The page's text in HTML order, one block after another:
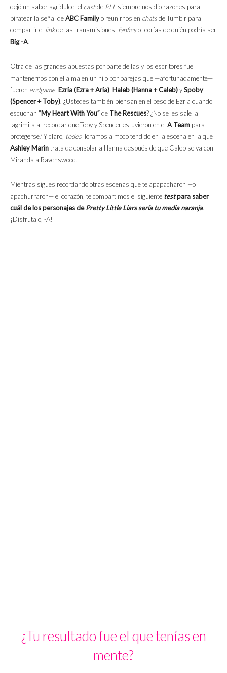
dejó un sabor agridulce, el castde PLL siempre nos dio razones para
piratear la señal deABC Familyo reunirnos en chatsde Tumblr para
compartir el linkde las transmisiones, fanficso teorías de quién podría ser
Big -A.
Otra de las grandes apuestas por parte de las y los escritores fue
mantenernos con el alma en un hilo por parejas que —afortunadamente—
fueron endgame: Ezria (Ezra + Aria), Haleb (Hanna + Caleb)ySpoby
(Spencer + Toby). ¿Ustedes también piensan en el beso de Ezria cuando
escuchan “My Heart With You”de The Rescues? ¿No se les sale la
lagrimita al recordar que Toby y Spencer estuvieron en el A Team para
protegerse? Y claro, todes lloramos a moco tendido en la escena en la que
Ashley Marintrata de consolar a Hanna después de que Caleb se va con
Miranda a Ravenswood.
Mientras sigues recordando otras escenas que te apapacharon —o
apachurraron— el corazón, te compartimos el siguiente testpara saber
cuál de los personajes dePretty Little Liars sería tu media naranja.
¡Disfrútalo, -A!
¿Tu resultado fue el que tenías en
mente?